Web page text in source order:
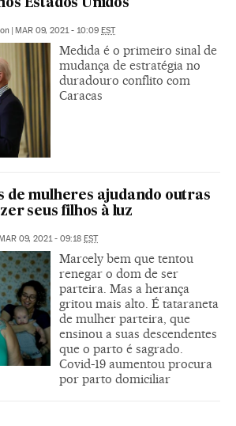
Estados Unidos
| MAR 09, 2021 - 10:09 EST
Medida é o primeiro sinal de
mudança de estratégia no
duradouro conflito com
Caracas
de mulheres ajudando outras
seus filhos à luz
09, 2021 - 09:18 EST
Marcely bem que tentou
renegar o dom de ser
parteira. Mas a herança
gritou mais alto. É tataraneta
de mulher parteira, que
ensinou a suas descendentes
que o parto é sagrado.
Covid-19 aumentou procura
por parto domiciliar